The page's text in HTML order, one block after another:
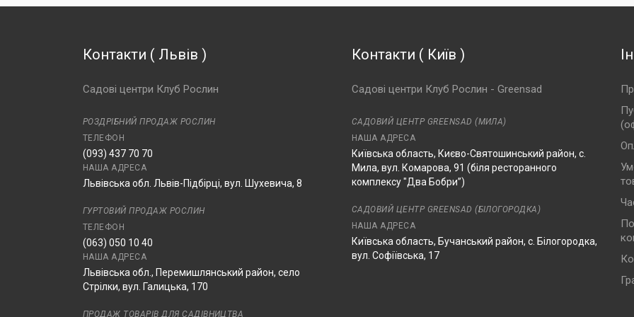
Барбарис Тунберга Еректа
Барбарис Тунберга
Барбарис Тунберга
Кобольд
Барбарис Тунберга Корал
®
Барбарис Тунберга
Короніта
Барбарис Тунберга Лутін
Руж ®
Барбарис Тунберга Марія
®
Барбарис Тунберга Неон ®
Барбарис Тунберга Неон
Контакти ( Львів )
Садові центри Клуб Рослин
РОЗДРІБНИЙ ПРОДАЖ РОСЛИН
ТЕЛЕФОН
(093) 437 70 70
НАША АДРЕСА
Львівська обл. Львів-Підбірці, вул. Шухевича, 8
ГУРТОВИЙ ПРОДАЖ РОСЛИН
ТЕЛЕФОН
(063) 050 10 40
НАША АДРЕСА
Львівська обл., Перемишлянський район, село
Стрілки, вул. Галицька, 170
ПРОДАЖ ТОВАРІВ ДЛЯ САДІВНИЦТВА
Контакти ( Київ )
Садові центри Клуб Рослин - Greensad
САДОВИЙ ЦЕНТР GREENSAD (МИЛА)
НАША АДРЕСА
Київська область, Києво-Святошинський район, с.
Мила, вул. Комарова, 91 (біля ресторанного
комплексу "Два Бобри”)
САДОВИЙ ЦЕНТР GREENSAD (БІЛОГОРОДКА)
НАША АДРЕСА
Київська область, Бучанський район, с. Білогородка,
вул. Софіївська, 17